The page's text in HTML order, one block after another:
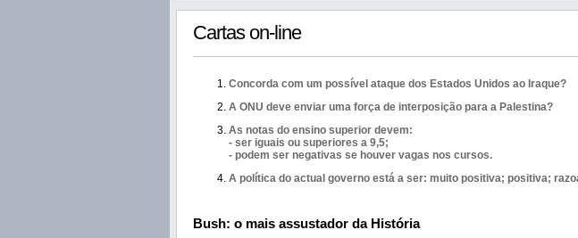
Cartas on-line
Concorda com um possível ataque dos Estados Unidos ao Iraque?
A ONU deve enviar uma força de interposição para a Palestina?
As notas do ensino superior devem:
- ser iguais ou superiores a 9,5;
- podem ser negativas se houver vagas nos cursos.
A política do actual governo está a ser: muito positiva; positiva;
Bush: o mais assustador da História